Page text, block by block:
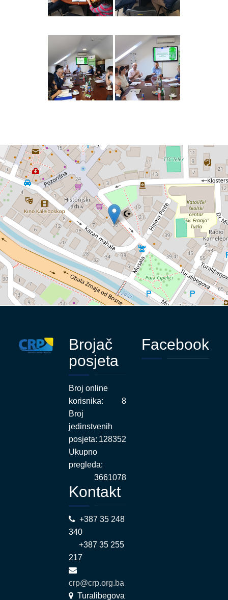
Brojač
posjeta
Broj online
korisnika:
8
Broj
jedinstvenih
posjeta: 128352
Ukupno
pregleda:
3661078
Kontakt
+387 35 248
340
+387 35 255
217
crp@crp.org.ba
Turalibegova
Facebook